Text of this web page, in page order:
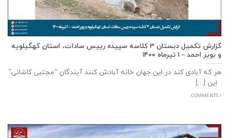
گزارش تکمیل دبستان ۳ کلاسه سپيده رييس سادات، استان كهگيلويه
و بوير احمد – ۱ تیرماه ۱۴۰۰
هر که آبادی کند در این جهان خانه آبادش کنند آیندگان “مجتبی کاشانی”
این [...]
1 COMMENTS